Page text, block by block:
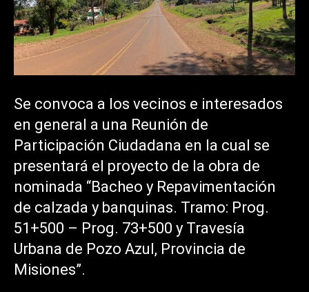
Se convoca a los vecinos e interesados
en general a una Reunión de
Participación Ciudadana en la cual se
presentará el proyecto de la obra de
nominada “Bacheo y Repavimentación
de calzada y banquinas. Tramo: Prog.
51+500 – Prog. 73+500 y Travesía
Urbana de Pozo Azul, Provincia de
Misiones”.